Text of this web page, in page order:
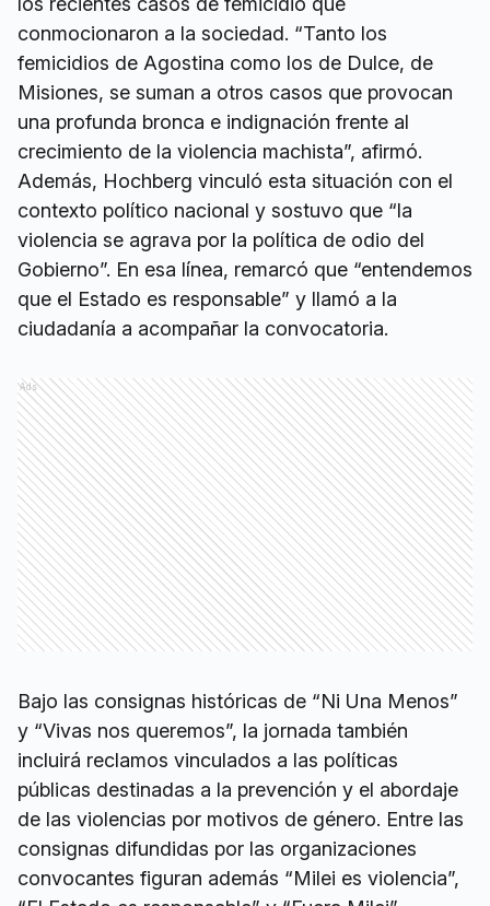
conmocionaron a la sociedad. “Tanto los
femicidios de Agostina como los de Dulce, de
Misiones, se suman a otros casos que provocan
una profunda bronca e indignación frente al
crecimiento de la violencia machista”, afirmó.
Además, Hochberg vinculó esta situación con el
contexto político nacional y sostuvo que “la
violencia se agrava por la política de odio del
Gobierno”. En esa línea, remarcó que “entendemos
que el Estado es responsable” y llamó a la
ciudadanía a acompañar la convocatoria.
Ads
Bajo las consignas históricas de “Ni Una Menos”
y “Vivas nos queremos”, la jornada también
incluirá reclamos vinculados a las políticas
públicas destinadas a la prevención y el abordaje
de las violencias por motivos de género. Entre las
consignas difundidas por las organizaciones
convocantes figuran además “Milei es violencia”,